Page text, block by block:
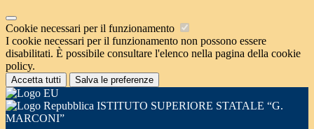
Cookie necessari per il funzionamento
I cookie necessari per il funzionamento non possono essere
disabilitati. È possibile consultare l'elenco nella pagina della cookie
policy.
Accetta tutti Salva le preferenze
ISTITUTO SUPERIORE STATALE “G.
MARCONI”